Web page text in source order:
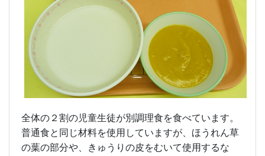
全体の２割の児童生徒が別調理食を食べています。
普通食と同じ材料を使用していますが、ほうれん草
の葉の部分や、きゅうりの皮をむいて使用するな